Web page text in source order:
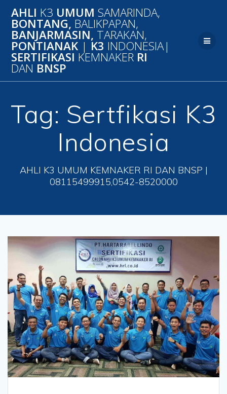
to
content
AHLI K3 UMUM SAMARINDA,
BONTANG, BALIKPAPAN,
BANJARMASIN, TARAKAN,
PONTIANAK | K3 INDONESIA|
SERTIFIKASI KEMNAKER RI
DAN BNSP
Tag: Sertfikasi K3
Indonesia
AHLI K3 UMUM KEMNAKER RI DAN BNSP |
08115499915,0542-8520000